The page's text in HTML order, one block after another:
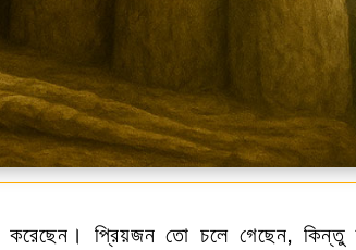
করেছেন। প্রিয়জন তো চলে গেছেন, কিন্তু